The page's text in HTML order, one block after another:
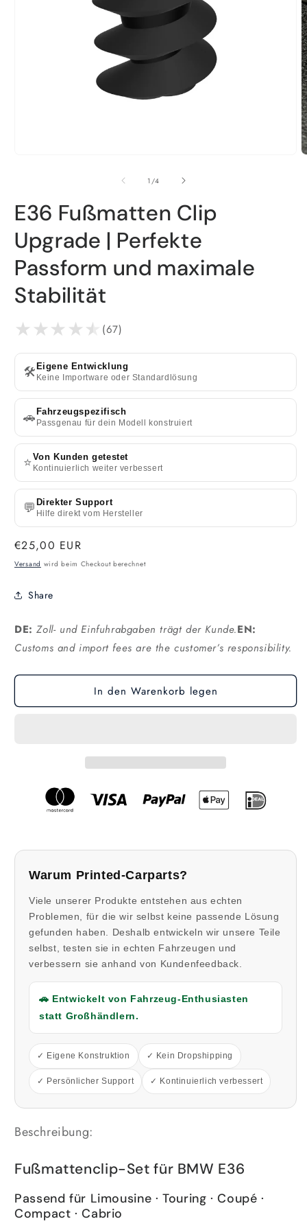
1 /von
4
E36 Fußmatten Clip
Upgrade | Perfekte
Passform und maximale
Stabilität
(67)
🛠️ Eigene Entwicklung
Keine Importware oder Standardlösung
🚗 Fahrzeugspezifisch
Passgenau für dein Modell konstruiert
⭐Von Kunden getestet
Kontinuierlich weiter verbessert
💬 Direkter Support
Hilfe direkt vom Hersteller
Normaler
Preis
€25,00 EUR
Versand wird beim Checkout berechnet
Share
DE: Zoll- und Einfuhrabgaben trägt der Kunde.EN:
Customs and import fees are the customer’s responsibility.
In den Warenkorb legen
Warum Printed-Carparts?
Viele unserer Produkte entstehen aus echten
Problemen, für die wir selbst keine passende Lösung
gefunden haben. Deshalb entwickeln wir unsere Teile
selbst, testen sie in echten Fahrzeugen und
verbessern sie anhand von Kundenfeedback.
🚗 Entwickelt von Fahrzeug-Enthusiasten
statt Großhändlern.
✓ Eigene Konstruktion ✓ Kein Dropshipping
✓ Persönlicher Support ✓ Kontinuierlich verbessert
Beschreibung:
Fußmattenclip-Set für BMW E36
Passend für Limousine · Touring · Coupé ·
Compact · Cabrio